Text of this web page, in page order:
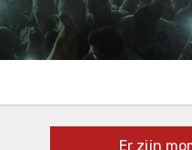
Er zijn